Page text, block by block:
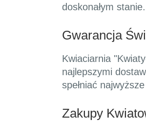
doskonałym stanie.
Gwarancja
Kwiaciarnia
najlepszymi
spełniać
Zakupy